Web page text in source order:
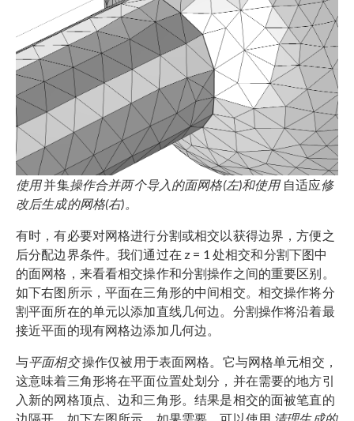
使用并集操作合并两个导入的面网格(左)和使用自适应修
改后生成的网格(右)。
有时，有必要对网格进行分割或相交以获得边界，方便之
后分配边界条件。我们通过在 z = 1 处相交和分割下图中
的面网格，来看看相交操作和分割操作之间的重要区别。
如下右图所示，平面在三角形的中间相交。相交操作将分
割平面所在的单元以添加直线几何边。分割操作将沿着最
接近平面的现有网格边添加几何边。
与平面相交操作仅被用于表面网格。它与网格单元相交，
这意味着三角形将在平面位置处划分，并在需要的地方引
入新的网格顶点、边和三角形。结果是相交的面被笔直的
边隔开，如下左图所示。如果需要，可以使用 清理生成的